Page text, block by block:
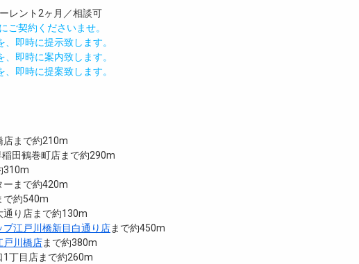
レント2ヶ月／相談可
ご契約くださいませ。
即時に提示致します。
即時に案内致します。
即時に提案致します。
店まで約210m
田鶴巻町店まで約290m
310m
ーまで約420m
で約540m
通り店まで約130m
プ江戸川橋新目白通り店まで約450m
戸川橋店まで約380m
1丁目店まで約260m